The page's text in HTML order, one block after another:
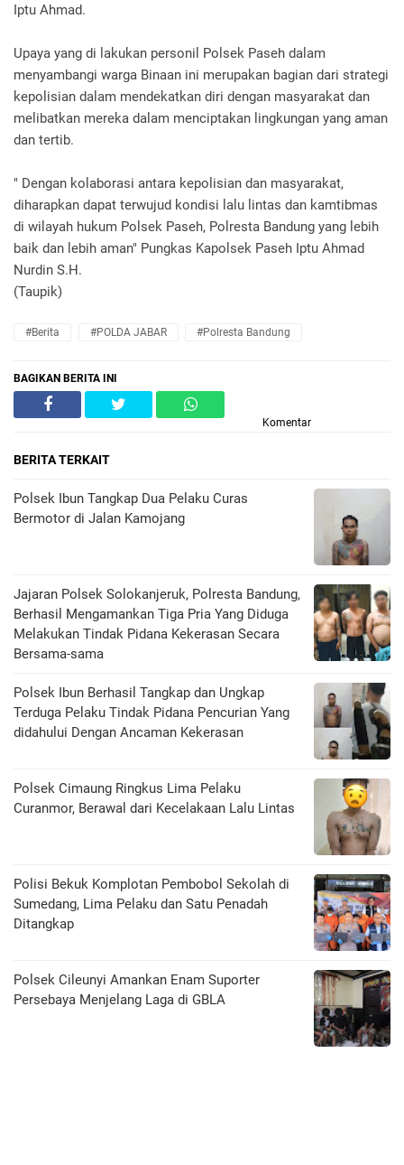
Iptu Ahmad.
Upaya yang di lakukan personil Polsek Paseh dalam
menyambangi warga Binaan ini merupakan bagian dari strategi
kepolisian dalam mendekatkan diri dengan masyarakat dan
melibatkan mereka dalam menciptakan lingkungan yang aman
dan tertib.
" Dengan kolaborasi antara kepolisian dan masyarakat,
diharapkan dapat terwujud kondisi lalu lintas dan kamtibmas
di wilayah hukum Polsek Paseh, Polresta Bandung yang lebih
baik dan lebih aman" Pungkas Kapolsek Paseh Iptu Ahmad
Nurdin S.H.
(Taupik)
#Berita #POLDA JABAR #Polresta Bandung
BAGIKAN BERITA INI
Komentar
BERITA TERKAIT
Polsek Ibun Tangkap Dua Pelaku Curas
Bermotor di Jalan Kamojang
Jajaran Polsek Solokanjeruk, Polresta Bandung,
Berhasil Mengamankan Tiga Pria Yang Diduga
Melakukan Tindak Pidana Kekerasan Secara
Bersama-sama
Polsek Ibun Berhasil Tangkap dan Ungkap
Terduga Pelaku Tindak Pidana Pencurian Yang
didahului Dengan Ancaman Kekerasan
Polsek Cimaung Ringkus Lima Pelaku
Curanmor, Berawal dari Kecelakaan Lalu Lintas
Polisi Bekuk Komplotan Pembobol Sekolah di
Sumedang, Lima Pelaku dan Satu Penadah
Ditangkap
Polsek Cileunyi Amankan Enam Suporter
Persebaya Menjelang Laga di GBLA